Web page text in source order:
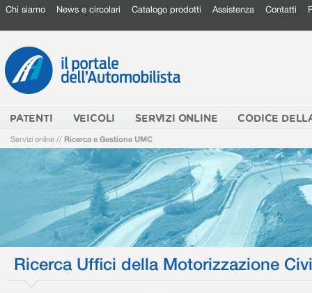
Chi siamo News e circolari Catalogo prodotti Assistenza Contatti
PATENTI VEICOLI SERVIZI ONLINE CODICE
Servizi online // Ricerca e Gestione UMC
Ricerca Uffici della Motorizzazione